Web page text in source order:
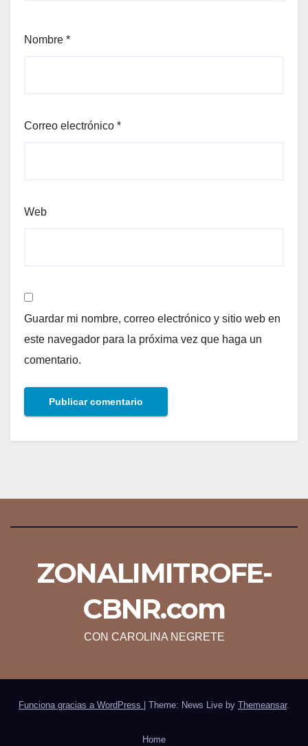
Nombre *
Correo electrónico *
Web
Guardar mi nombre, correo electrónico y sitio web en
este navegador para la próxima vez que haga un
comentario.
ZONALIMITROFE-
CBNR.com
CON CAROLINA NEGRETE
Funciona gracias a WordPress Theme: News Live by Themeansar.
Home